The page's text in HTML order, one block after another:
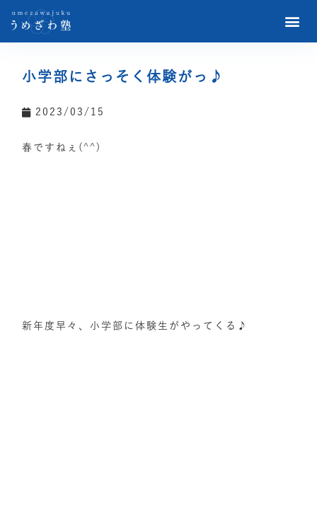
小学部にさっそく体験がっ♪
2023/03/15
春ですねぇ(^^)
新年度早々、小学部に体験生がやってくる♪